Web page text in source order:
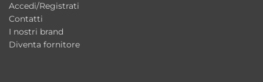
Tipologia: lavabo da appoggio
Collezione: Cento
Brand: Kerasan
Accedi/Registrati
Contatti
I nostri brand
Diventa fornitore